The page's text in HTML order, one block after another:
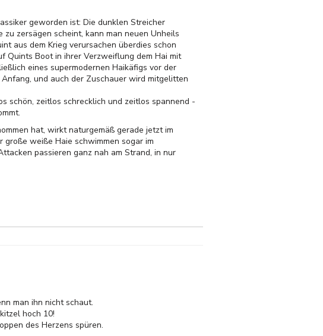
geworden ist: Die dunklen Streicher
zersägen scheint, kann man neuen Unheils
aus dem Krieg verursachen überdies schon
Quints Boot in ihrer Verzweiflung dem Hai mit
eines supermodernen Haikäfigs vor der
und auch der Zuschauer wird mitgelitten
schön, zeitlos schrecklich und zeitlos spannend -
hat, wirkt naturgemäß gerade jetzt im
weiße Haie schwimmen sogar im
passieren ganz nah am Strand, in nur
man ihn nicht schaut.
hoch 10!
des Herzens spüren.